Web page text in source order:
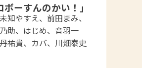
ーすんのかい！」
知やすえ、前田まみ、
助、はじめ、音羽一
祐貴、カバ、川畑泰史